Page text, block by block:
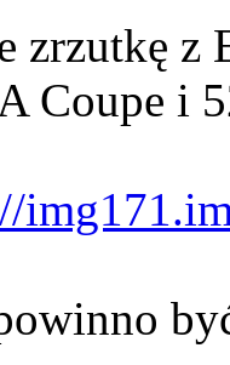
zrzutkę z
Coupe i